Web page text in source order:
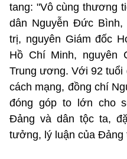
tang: "Vô cùng thương
dân Nguyễn Đức Bình,
trị, nguyên Giám đốc
Hồ Chí Minh, nguyên
Trung ương. Với 92 tuổi
cách mạng, đồng chí
đóng góp to lớn cho
Đảng và dân tộc ta,
tưởng, lý luận của Đảng